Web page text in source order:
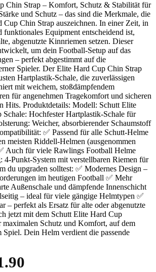
Chin Strap – Komfort, Schutz & Stabilität für
und Schutz – das sind die Merkmale, die
Cup Chin Strap auszeichnen. In einer Zeit, in
funktionales Equipment entscheidend ist,
abgenutzte Kinnriemen setzen. Dieser
um dein Football-Setup auf das
– perfekt abgestimmt auf die
Spieler. Der Elite Hard Cup Chin Strap
Hartplastik-Schale, die zuverlässigen
mit weichem, stoßdämpfendem
für angenehmen Tragekomfort und sicheren
Hits. Produktdetails: Modell: Schutt Elite
Hochfester Hartplastik-Schale für
Weicher, absorbierender Schaumstoff
✅ Passend für alle Schutt-Helme
meisten Riddell-Helmen (ausgenommen
Auch für viele Rawlings Football Helme
4-Punkt-System mit verstellbaren Riemen für
du upgraden solltest: ✅ Modernes Design –
im heutigen Football ✅ Mehr
Außenschale und dämpfende Innenschicht
– ideal für viele gängige Helmtypen ✅
– perfekt als Ersatz für alte oder abgenutzte
jetzt mit dem Schutt Elite Hard Cup
Schutz und Komfort, auf dem
Dein Helm verdient die passende